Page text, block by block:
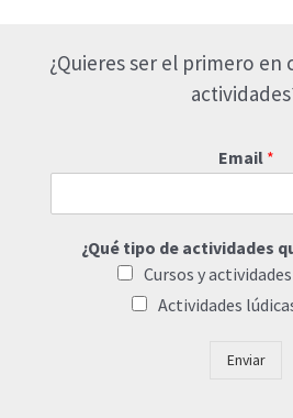
¿Quieres ser el primero en
Email *
¿Qué tipo de actividades
Cursos y
Actividades
Enviar